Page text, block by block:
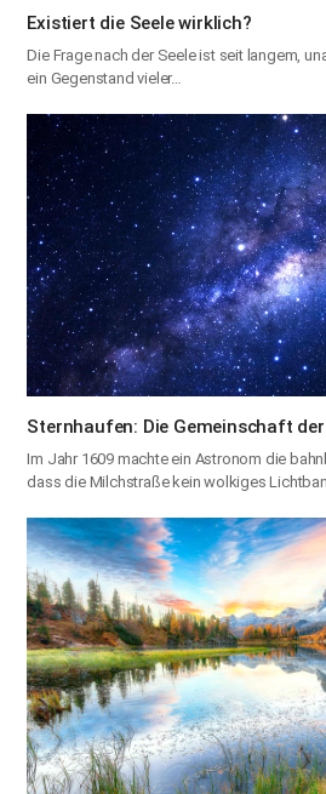
Existiert die Seele wirklich?
Die Frage nach der Seele ist seit langem,
ein Gegenstand vieler…
Sternhaufen: Die Gemeinschaft
Im Jahr 1609 machte ein Astronom die
dass die Milchstraße kein wolkiges